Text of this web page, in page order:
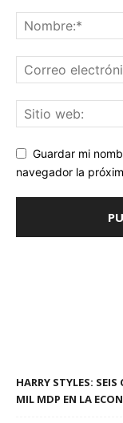
Guardar mi
navegador la
HARRY STYLES:
MIL MDP EN LA